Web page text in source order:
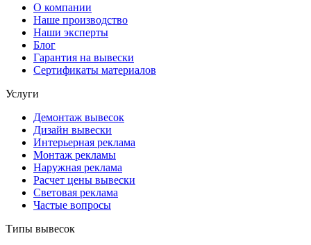
О компании
Наше производство
Наши эксперты
Блог
Гарантия на вывески
Сертификаты материалов
Услуги
Демонтаж вывесок
Дизайн вывески
Интерьерная реклама
Монтаж рекламы
Наружная реклама
Расчет цены вывески
Световая реклама
Частые вопросы
Типы вывесок